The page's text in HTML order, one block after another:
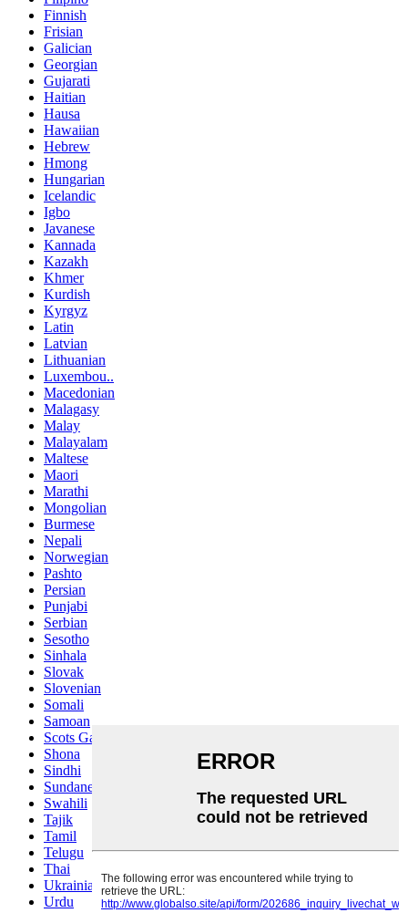
Finnish
Frisian
Galician
Georgian
Gujarati
Haitian
Hausa
Hawaiian
Hebrew
Hmong
Hungarian
Icelandic
Igbo
Javanese
Kannada
Kazakh
Khmer
Kurdish
Kyrgyz
Latin
Latvian
Lithuanian
Luxembou..
Macedonian
Malagasy
Malay
Malayalam
Maltese
Maori
Marathi
Mongolian
Burmese
Nepali
Norwegian
Pashto
Persian
Punjabi
Serbian
Sesotho
Sinhala
Slovak
Slovenian
Somali
Samoan
Scots Gaelic
Shona
Sindhi
Sundanese
Swahili
Tajik
Tamil
Telugu
Thai
Ukrainian
Urdu